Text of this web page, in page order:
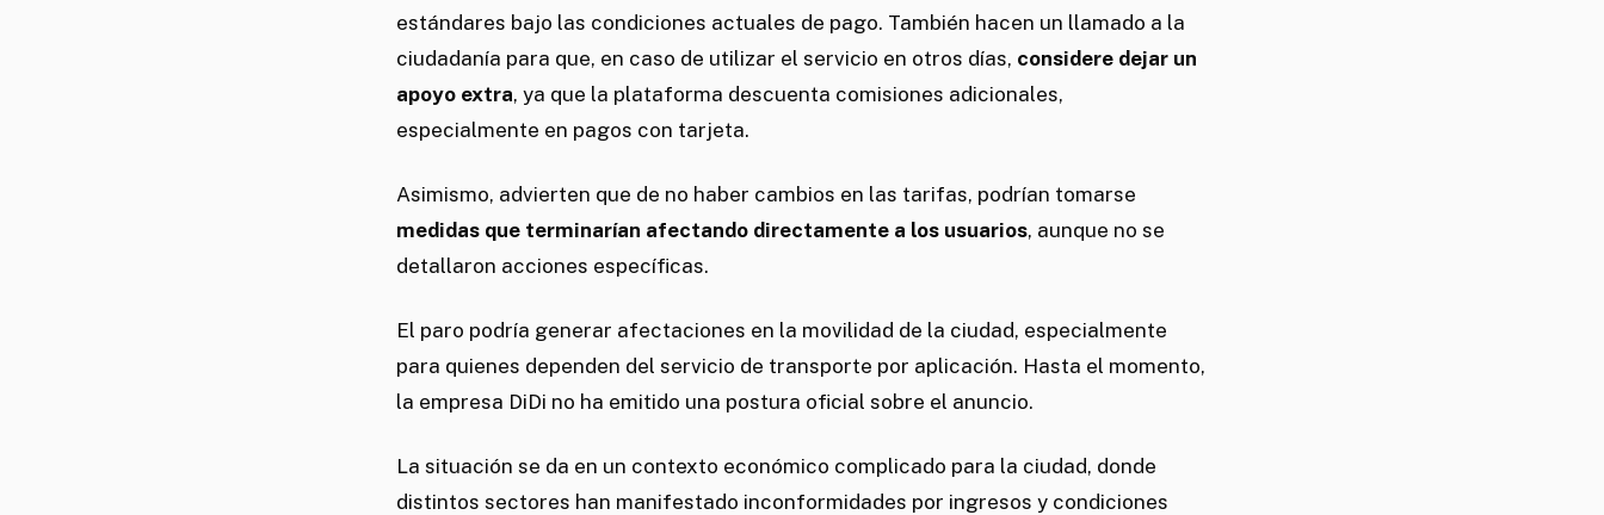
estándares bajo las condiciones actuales de pago. También hacen un llamado a la
ciudadanía para que, en caso de utilizar el servicio en otros días, considere dejar un
apoyo extra, ya que la plataforma descuenta comisiones adicionales,
especialmente en pagos con tarjeta.
Asimismo, advierten que de no haber cambios en las tarifas, podrían tomarse
medidas que terminarían afectando directamente a los usuarios, aunque no se
detallaron acciones específicas.
El paro podría generar afectaciones en la movilidad de la ciudad, especialmente
para quienes dependen del servicio de transporte por aplicación. Hasta el momento,
la empresa DiDi no ha emitido una postura oficial sobre el anuncio.
La situación se da en un contexto económico complicado para la ciudad, donde
distintos sectores han manifestado inconformidades por ingresos y condiciones